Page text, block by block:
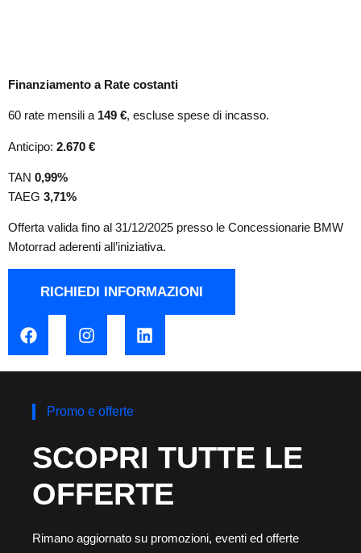
Finanziamento a Rate costanti
60 rate mensili a 149 €, escluse spese di incasso.
Anticipo: 2.670 €
TAN 0,99%
TAEG 3,71%
Offerta valida fino al 31/12/2025 presso le Concessionarie BMW
Motorrad aderenti all’iniziativa.
RICHIEDI INFORMAZIONI
Promo e offerte
SCOPRI TUTTE LE
OFFERTE
Rimano aggiornato su promozioni, eventi ed offerte